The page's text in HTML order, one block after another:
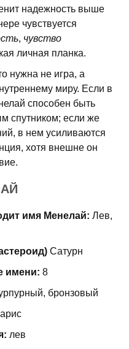
надежность выше
чувствуется
, чувство
личная планка.
нужна не игра, а
миру. Если в
способен быть
спутником; если же
в нем усиливаются
хотя внешне он
имя Менелай: Лев,
Сатурн
имени: 8
бронзовый
лев